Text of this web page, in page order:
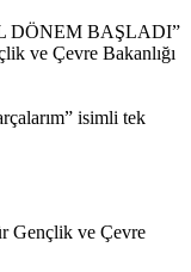
DÖNEM BAŞLADI”
ve Çevre Bakanlığı
Gençlik ve Çevre